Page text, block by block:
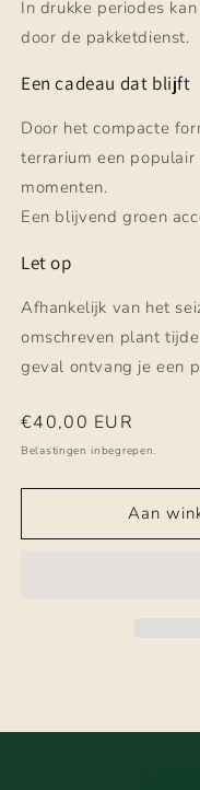
In drukke periodes
door de pakketdienst.
Een cadeau dat blijft
Door het compacte
terrarium een
momenten.
Een blijvend groen
Let op
Afhankelijk van het
omschreven plant
geval ontvang je een
Normale
prijs
€40,00 EUR
Belastingen inbegrepen.
Aan